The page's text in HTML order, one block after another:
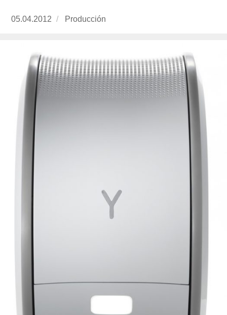
Publicado
05.04.2012 https://www.experimenta.es/author/
Producción